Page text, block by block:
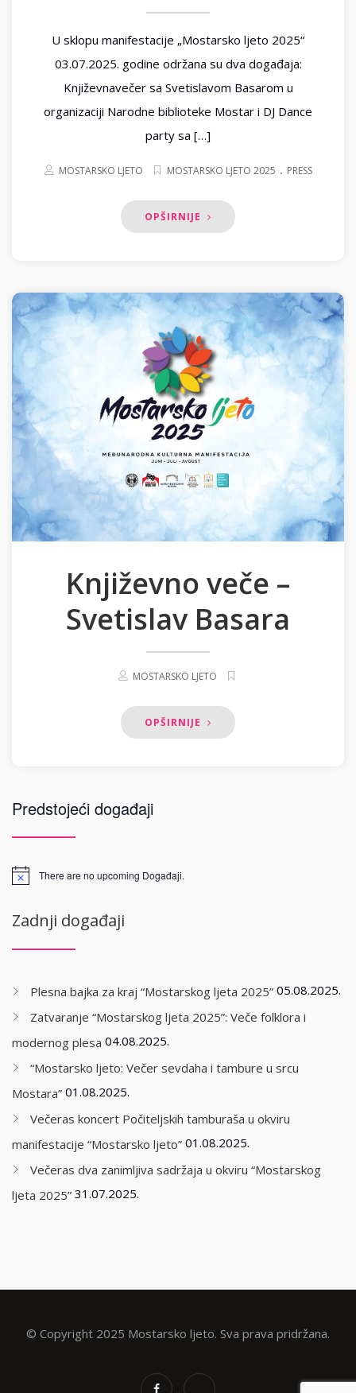
U sklopu manifestacije „Mostarsko ljeto 2025“
03.07.2025. godine održana su dva događaja:
Književnavečer sa Svetislavom Basarom u
organizaciji Narodne biblioteke Mostar i DJ Dance
party sa […]
MOSTARSKO LJETO MOSTARSKO LJETO 2025 . PRESS
OPŠIRNIJE
Književno veče –
Svetislav Basara
MOSTARSKO LJETO
OPŠIRNIJE
Predstojeći događaji
There are no upcoming Događaji.
Zadnji događaji
Plesna bajka za kraj “Mostarskog ljeta 2025” 05.08.2025.
Zatvaranje “Mostarskog ljeta 2025”: Veče folklora i
modernog plesa 04.08.2025.
“Mostarsko ljeto: Večer sevdaha i tambure u srcu
Mostara” 01.08.2025.
Večeras koncert Počiteljskih tamburaša u okviru
manifestacije “Mostarsko ljeto” 01.08.2025.
Večeras dva zanimljiva sadržaja u okviru “Mostarskog
ljeta 2025” 31.07.2025.
© Copyright 2025 Mostarsko ljeto. Sva prava pridržana.